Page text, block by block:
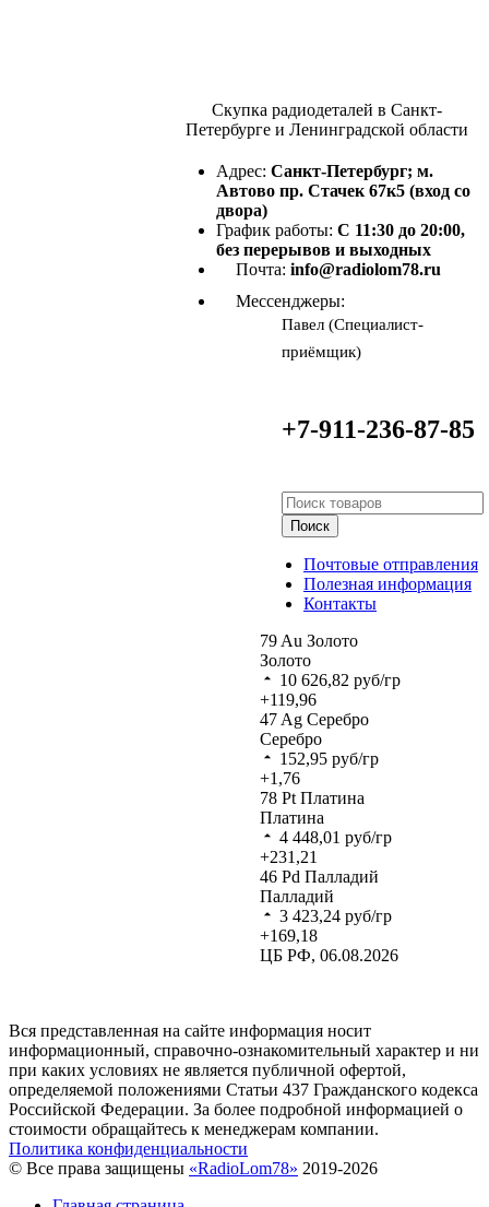
Скупка радиодеталей в Санкт-
Петербурге и Ленинградской области
Адрес: Санкт-Петербург; м.
Автово пр. Стачек 67к5 (вход со
двора)
График работы: С 11:30 до 20:00,
без перерывов и выходных
Почта: info@radiolom78.ru
Мессенджеры:
Павел (Специалист-
приёмщик)
+7-911-236-87-85
Поиск
Почтовые отправления
Полезная информация
Контакты
79 Au Золото
Золото
10 626,82 руб/гр
+119,96
47 Ag Серебро
Серебро
152,95 руб/гр
+1,76
78 Pt Платина
Платина
4 448,01 руб/гр
+231,21
46 Pd Палладий
Палладий
3 423,24 руб/гр
+169,18
ЦБ РФ, 06.08.2026
Вся представленная на сайте информация носит
информационный, справочно-ознакомительный характер и ни
при каких условиях не является публичной офертой,
определяемой положениями Статьи 437 Гражданского кодекса
Российской Федерации. За более подробной информацией о
стоимости обращайтесь к менеджерам компании.
Политика конфиденциальности
© Все права защищены «RadioLom78» 2019-2026